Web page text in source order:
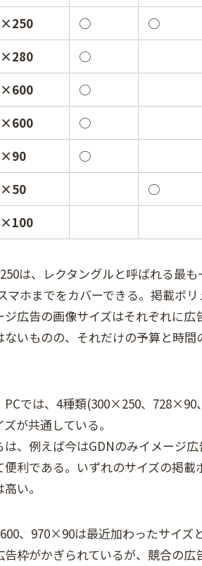
○
○
○
○
○
○
○
は、レクタングルと呼ばれる最
マホまでをカバーできる。掲載ボ
ジ広告の画像サイズはそれぞれに
ないものの、それだけの予算と時
PCでは、4種類(300×250、
が共通している。
は、例えば今はGDNのみイメージ
便利である。いずれのサイズの掲
い。
、970×90は最近加わったサイズと
告枠がかぎられているが、競合の広